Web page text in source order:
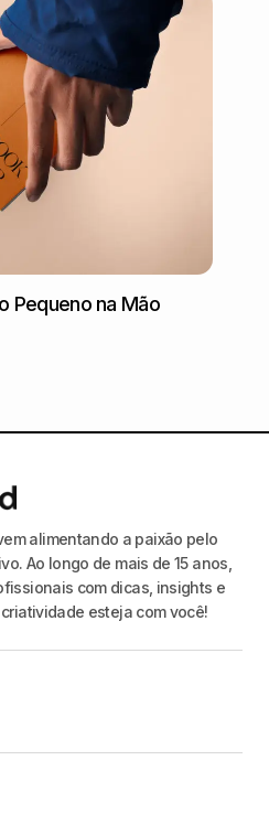
Pequeno na Mão
alimentando a paixão pelo
Ao longo de mais de 15 anos,
com dicas, insights e
esteja com você!